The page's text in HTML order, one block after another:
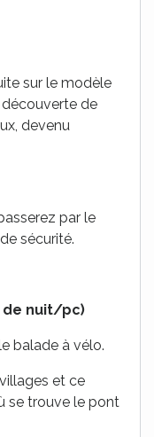
sur le modèle
découverte de
devenu
par le
sécurité.
de nuit/pc)
balade à vélo.
et ce
se trouve le pont